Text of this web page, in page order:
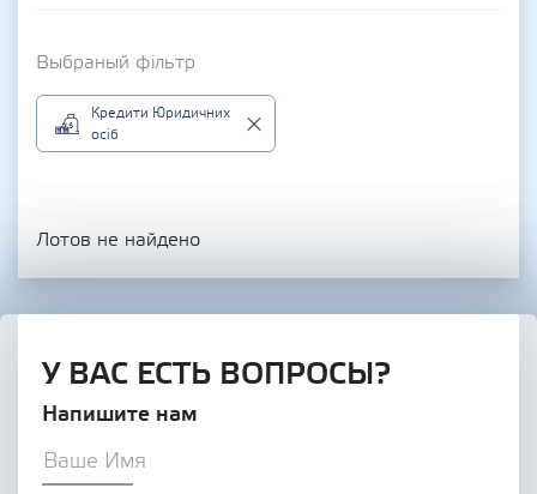
Выбраный фільтр
Кредити Юридичних
осіб
Лотов не найдено
У ВАС ЕСТЬ ВОПРОСЫ?
Напишите нам